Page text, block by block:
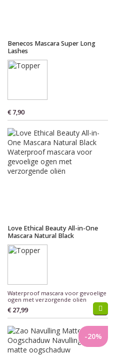
Benecos Mascara Super Long
Lashes
€ 7,90
Love Ethical Beauty All-in-One
Mascara Natural Black
Waterproof mascara voor gevoelige
ogen met verzorgende oliën
€ 27,99
-20%